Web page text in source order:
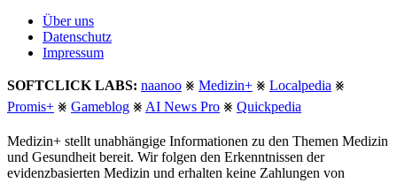
Über uns
Datenschutz
Impressum
SOFTCLICK LABS: naanoo ⨳ Medizin+ ⨳ Localpedia ⨳
Promis+ ⨳ Gameblog ⨳ AI News Pro ⨳ Quickpedia
Medizin+ stellt unabhängige Informationen zu den Themen Medizin
und Gesundheit bereit. Wir folgen den Erkenntnissen der
evidenzbasierten Medizin und erhalten keine Zahlungen von